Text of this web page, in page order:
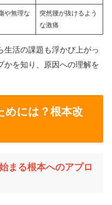
や無理な
突然腰が抜けるよう
な激痛
生活の課題も浮かび上がっ
かを知り、原因への理解を
めには？根本改
まる根本へのアプロ